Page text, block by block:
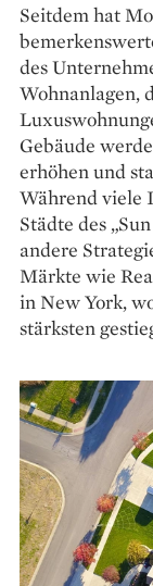
Seitdem hat
des
Wohnanlagen,
Gebäude
erhöhen und
Während viele
Städte des
andere
Märkte wie
in New York,
stärksten